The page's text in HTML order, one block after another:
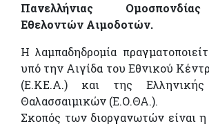
Πανελλήνιας
Εθελοντών Αιμοδοτών.
Η λαμπαδηδρομία
υπό την Αιγίδα του Εθνικού
(Ε.ΚΕ.Α.) και της Ελληνικής
Θαλασσαιμικών (Ε.Ο.ΘΑ.).
Σκοπός των διοργανωτών είναι